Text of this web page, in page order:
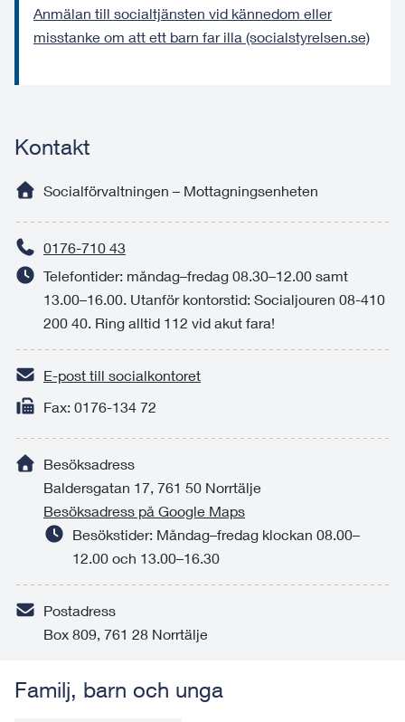
Anmälan till socialtjänsten vid kännedom eller
misstanke om att ett barn far illa (socialstyrelsen.se)
Kontakt
Socialförvaltningen – Mottagningsenheten
0176-710 43
Telefontider: måndag–fredag 08.30–12.00 samt
13.00–16.00. Utanför kontorstid: Socialjouren 08-410
200 40. Ring alltid 112 vid akut fara!
E-post till socialkontoret
Fax: 0176-134 72
Besöksadress
Baldersgatan 17, 761 50 Norrtälje
Besöksadress på Google Maps
Besökstider: Måndag–fredag klockan 08.00–
12.00 och 13.00–16.30
Postadress
Box 809, 761 28 Norrtälje
Familj, barn och unga